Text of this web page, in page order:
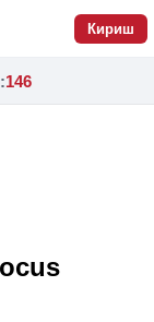
Кириш
:146